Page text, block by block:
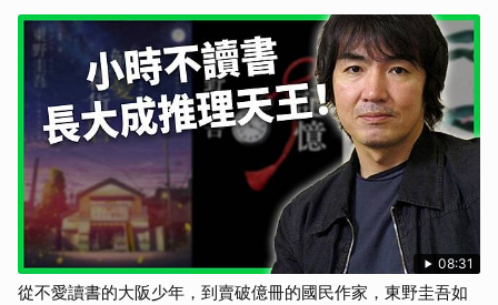
08:31
從不愛讀書的大阪少年，到賣破億冊的國民作家，東野圭吾如